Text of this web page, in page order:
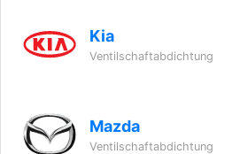
Kia
Ventilschaftabdichtung
Mazda
Ventilschaftabdichtung